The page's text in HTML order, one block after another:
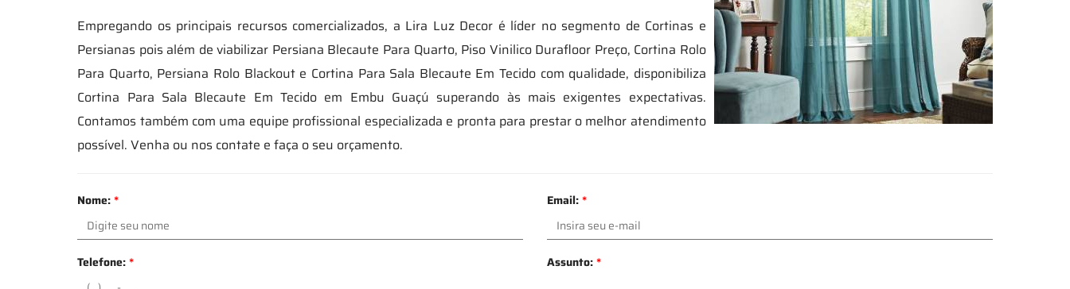
Empregando os principais recursos comercializados, a Lira Luz Decor é líder no segmento de Cortinas e
Persianas pois além de viabilizar Persiana Blecaute Para Quarto, Piso Vinilico Durafloor Preço, Cortina Rolo
Para Quarto, Persiana Rolo Blackout e Cortina Para Sala Blecaute Em Tecido com qualidade, disponibiliza
Cortina Para Sala Blecaute Em Tecido em Embu Guaçú superando às mais exigentes expectativas.
Contamos também com uma equipe profissional especializada e pronta para prestar o melhor atendimento
possível. Venha ou nos contate e faça o seu orçamento.
Nome:* Email:*
Telefone:* Assunto:*